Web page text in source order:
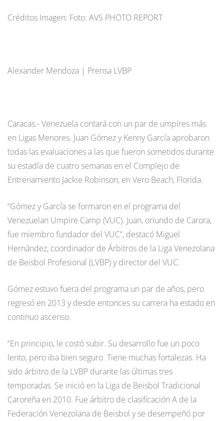
Créditos Imagen: Foto: AVS PHOTO REPORT
Alexander Mendoza | Prensa LVBP
Caracas.- Venezuela contará con un par de umpires más
en Ligas Menores. Juan Gómez y Kenny García aprobaron
todas las evaluaciones a las que fueron sometidos durante
su estadía de cuatro semanas en el Complejo de
Entrenamiento Jackie Robinson, en Vero Beach, Florida.
“Gómez y García se formaron en el programa del
Venezuelan Umpire Camp (VUC). Juan, oriundo de Carora,
fue miembro fundador del VUC”, destacó Miguel
Hernández, coordinador de Árbitros de la Liga Venezolana
de Beisbol Profesional (LVBP) y director del VUC.
Gómez estuvo fuera del programa un par de años, pero
regresó en 2013 y desde entonces su carrera ha estado en
continuo ascenso.
“En principio, le costó subir. Su desarrollo fue un poco
lento, pero iba bien seguro. Tiene muchas fortalezas. Ha
sido árbitro de la LVBP durante las últimas tres
temporadas. Se inició en la Liga de Beisbol Tradicional
Caroreña en 2010. Fue árbitro de clasificación A de la
Federación Venezolana de Beisbol y se desempeñó por